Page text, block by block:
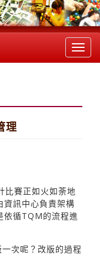
理
比賽正如火如荼地
資訊中心負責架構
依循TQM的流程進
次呢？改版的過程